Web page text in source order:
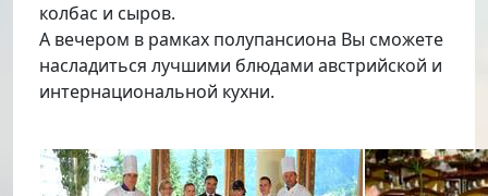
колбас и сыров.
А вечером в рамках полупансиона Вы сможете
насладиться лучшими блюдами австрийской и
интернациональной кухни.